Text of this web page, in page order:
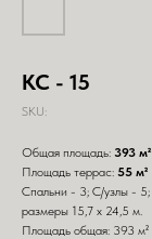
КС - 15
SKU:
Общая площадь: 393 м²
Площадь террас: 55 м²
Спальни - 3; С/узлы - 5;
размеры 15,7 х 24,5 м.
Площадь общая: 393 м²